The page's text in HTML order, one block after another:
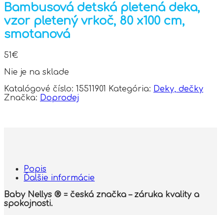
Bambusová detská pletená deka,
vzor pletený vrkoč, 80 x100 cm,
smotanová
51€
Nie je na sklade
Katalógové číslo: 15511901 Kategória: Deky, dečky
Značka: Doprodej
Popis
Ďalšie informácie
Baby Nellys ® = česká značka – záruka kvality a
spokojnosti.